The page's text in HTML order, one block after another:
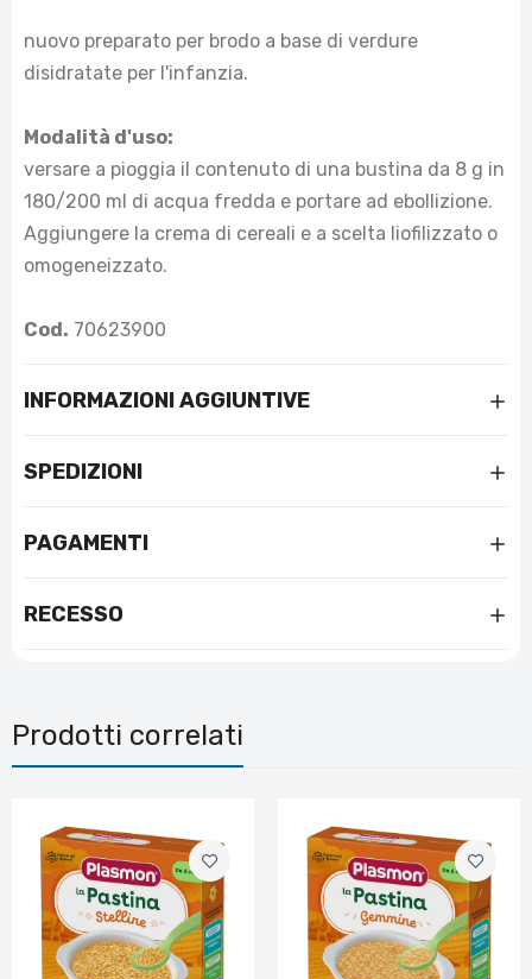
nuovo preparato per brodo a base di verdure
disidratate per l'infanzia.
Modalità d'uso:
versare a pioggia il contenuto di una bustina da 8 g in
180/200 ml di acqua fredda e portare ad ebollizione.
Aggiungere la crema di cereali e a scelta liofilizzato o
omogeneizzato.
Cod. 70623900
INFORMAZIONI AGGIUNTIVE
SPEDIZIONI
PAGAMENTI
RECESSO
Prodotti correlati